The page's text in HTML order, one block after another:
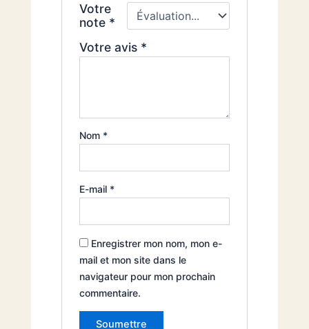
Votre
note *
Votre avis *
Nom *
E-mail *
Enregistrer mon nom, mon e-
mail et mon site dans le
navigateur pour mon prochain
commentaire.